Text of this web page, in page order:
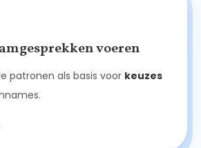
voeren
patronen als basis voor keuzes